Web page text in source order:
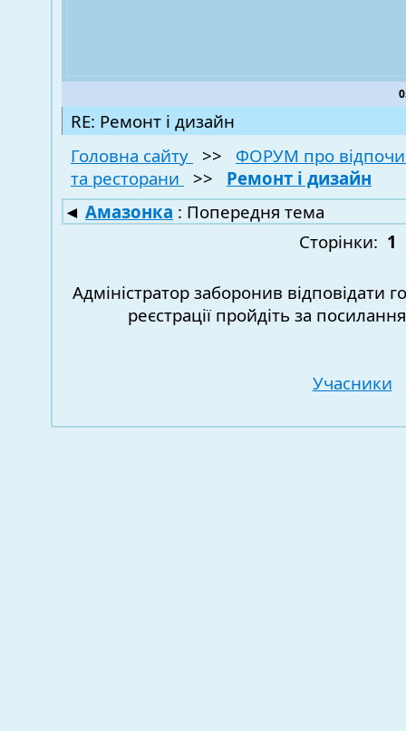
RE: Ремонт і дизайн
Головна сайту
>> ФОРУМ про
та ресторани
>> Ремонт і дизайн
◄ Амазонка : Попередня тема
Сторінки: 1
Адміністратор заборонив відповідати
реєстрації пройдіть за
Учасники